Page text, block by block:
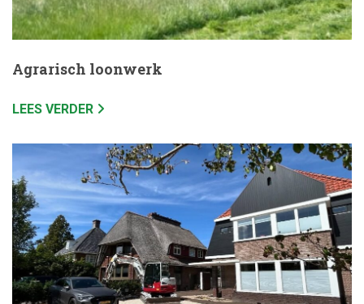
Agrarisch loonwerk
LEES VERDER